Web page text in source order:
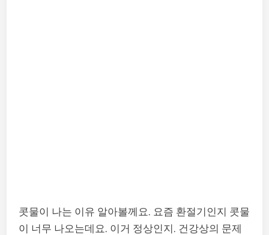
콧물이 나는 이유 알아볼께요. 요즘 환절기인지 콧물
이 너무 나오는데요. 이거 정상인지. 건강상의 문제